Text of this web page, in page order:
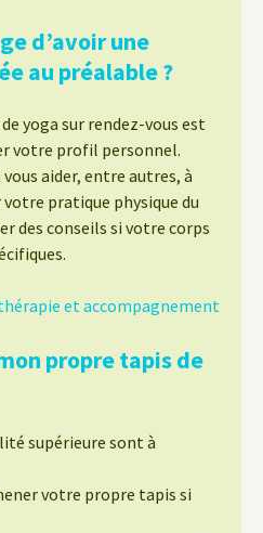
d’avoir une
au préalable ?
yoga sur rendez-vous est
votre profil personnel.
aider, entre autres, à
pratique physique du
des conseils si votre corps
et accompagnement
propre tapis de
supérieure sont à
votre propre tapis si